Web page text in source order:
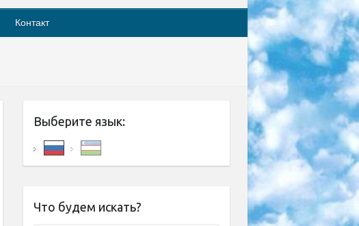
Контакт
Выберите язык:
Что будем искать?